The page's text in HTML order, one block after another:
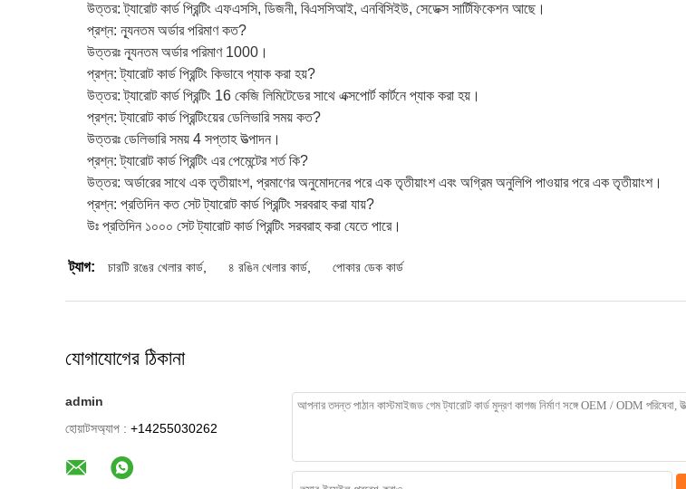
উত্তর: ট্যারোট কার্ড প্রিন্টিং এফএসসি, ডিজনী, বিএসসিআই, এনবিসিইউ, সেডেক্স সার্টিফিকেশন আছে।
প্রশ্ন: ন্যূনতম অর্ডার পরিমাণ কত?
উত্তরঃ ন্যূনতম অর্ডার পরিমাণ 1000।
প্রশ্ন: ট্যারোট কার্ড প্রিন্টিং কিভাবে প্যাক করা হয়?
উত্তর: ট্যারোট কার্ড প্রিন্টিং 16 কেজি লিমিটেডের সাথে এক্সপোর্ট কার্টনে প্যাক করা হয়।
প্রশ্ন: ট্যারোট কার্ড প্রিন্টিংয়ের ডেলিভারি সময় কত?
উত্তরঃ ডেলিভারি সময় 4 সপ্তাহ উত্পাদন।
প্রশ্ন: ট্যারোট কার্ড প্রিন্টিং এর পেমেন্টের শর্ত কি?
উত্তর: অর্ডারের সাথে এক তৃতীয়াংশ, প্রমাণের অনুমোদনের পরে এক তৃতীয়াংশ এবং অগ্রিম অনুলিপি পাওয়ার পরে এক তৃতীয়াংশ।
প্রশ্ন: প্রতিদিন কত সেট ট্যারোট কার্ড প্রিন্টিং সরবরাহ করা যায়?
উঃ প্রতিদিন ১০০০ সেট ট্যারোট কার্ড প্রিন্টিং সরবরাহ করা যেতে পারে।
ট্যাগ: চারটি রঙের খেলার কার্ড, ৪ রঙিন খেলার কার্ড, পোকার ডেক কার্ড
যোগাযোগের ঠিকানা
admin
হোয়াটসঅ্যাপ : +14255030262